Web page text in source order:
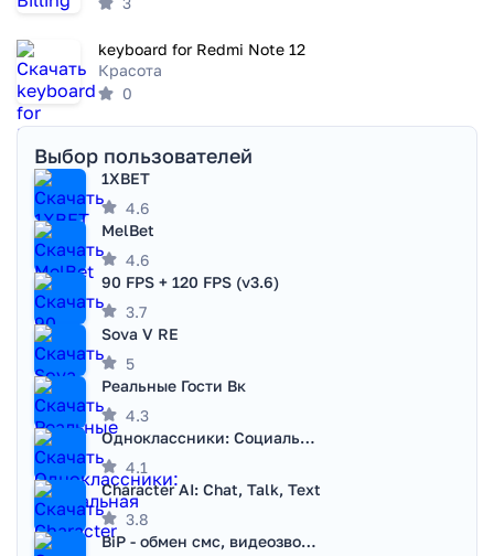
keyboard for Redmi Note 12
Красота
0
Выбор пользователей
1XBET
4.6
MelBet
4.6
90 FPS + 120 FPS (v3.6)
3.7
Sova V RE
5
Реальные Гости Вк
4.3
Одноклассники: Социальная сеть
4.1
Character AI: Chat, Talk, Text
3.8
BiP - обмен смс, видеозвонками